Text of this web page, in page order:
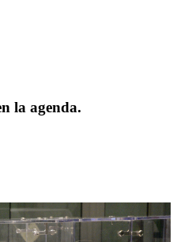
la agenda.